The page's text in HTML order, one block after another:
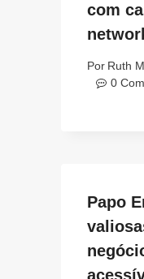
com
Por Ruth
0
Papo